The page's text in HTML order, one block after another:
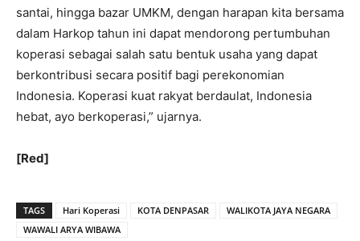
santai, hingga bazar UMKM, dengan harapan kita bersama
dalam Harkop tahun ini dapat mendorong pertumbuhan
koperasi sebagai salah satu bentuk usaha yang dapat
berkontribusi secara positif bagi perekonomian
Indonesia. Koperasi kuat rakyat berdaulat, Indonesia
hebat, ayo berkoperasi,” ujarnya.
[Red]
TAGS Hari Koperasi KOTA DENPASAR
WALIKOTA JAYA NEGARA
WAWALI ARYA WIBAWA